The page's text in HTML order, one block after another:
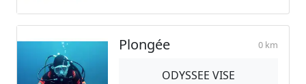
Plongée 0 km
ODYSSEE VISE